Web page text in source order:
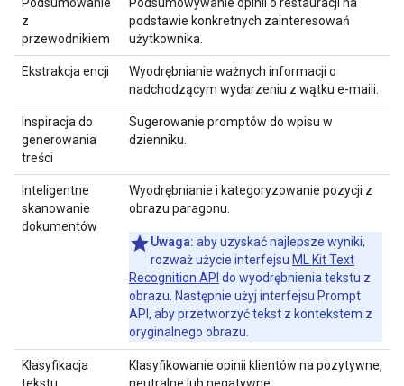
Podsumowanie
z
przewodnikiem
Podsumowywanie opinii o restauracji na
podstawie konkretnych zainteresowań
użytkownika.
Ekstrakcja encji
Wyodrębnianie ważnych informacji o
nadchodzącym wydarzeniu z wątku e-maili.
Inspiracja do
generowania
treści
Sugerowanie promptów do wpisu w
dzienniku.
Inteligentne
skanowanie
dokumentów
Wyodrębnianie i kategoryzowanie pozycji z
obrazu paragonu.
Uwaga: aby uzyskać najlepsze wyniki,
rozważ użycie interfejsu ML Kit Text
Recognition API do wyodrębnienia tekstu z
obrazu. Następnie użyj interfejsu Prompt
API, aby przetworzyć tekst z kontekstem z
oryginalnego obrazu.
Klasyfikacja
Klasyfikowanie opinii klientów na pozytywne,